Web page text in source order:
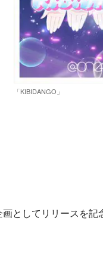
「KIBIDANGO」
としてリリースを記